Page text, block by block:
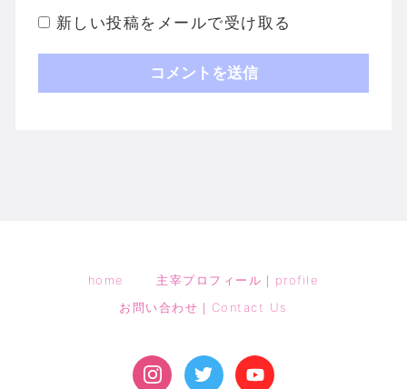
新しい投稿をメールで受け取る
home
主宰プロフィール｜profile
お問い合わせ｜Contact Us